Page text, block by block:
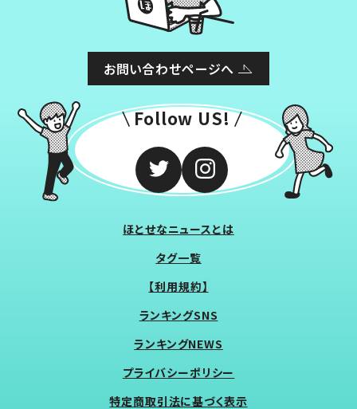
お問い合わせページへ
Follow US!
ほとせなニュースとは
タグ一覧
【利用規約】
ランキングSNS
ランキングNEWS
プライバシーポリシー
特定商取引法に基づく表示